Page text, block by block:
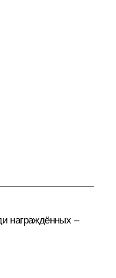
награждённых –